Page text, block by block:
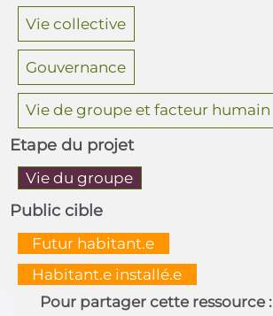
Vie collective
Gouvernance
Vie de groupe et facteur humain
Etape du projet
Vie du groupe
Public cible
  Futur habitant.e
  Habitant.e installé.e
Pour partager cette ressource :